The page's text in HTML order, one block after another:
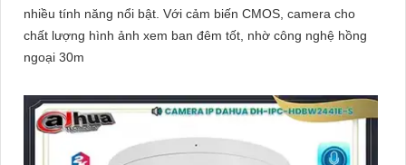
nhiều tính năng nổi bật. Với cảm biến CMOS, camera cho
chất lượng hình ảnh xem ban đêm tốt, nhờ công nghệ hồng
ngoại 30m